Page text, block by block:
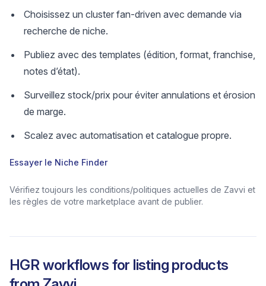
Choisissez un cluster fan-driven avec demande via
recherche de niche.
Publiez avec des templates (édition, format, franchise,
notes d’état).
Surveillez stock/prix pour éviter annulations et érosion
de marge.
Scalez avec automatisation et catalogue propre.
Essayer le Niche Finder
Vérifiez toujours les conditions/politiques actuelles de Zavvi et
les règles de votre marketplace avant de publier.
HGR workflows for listing products